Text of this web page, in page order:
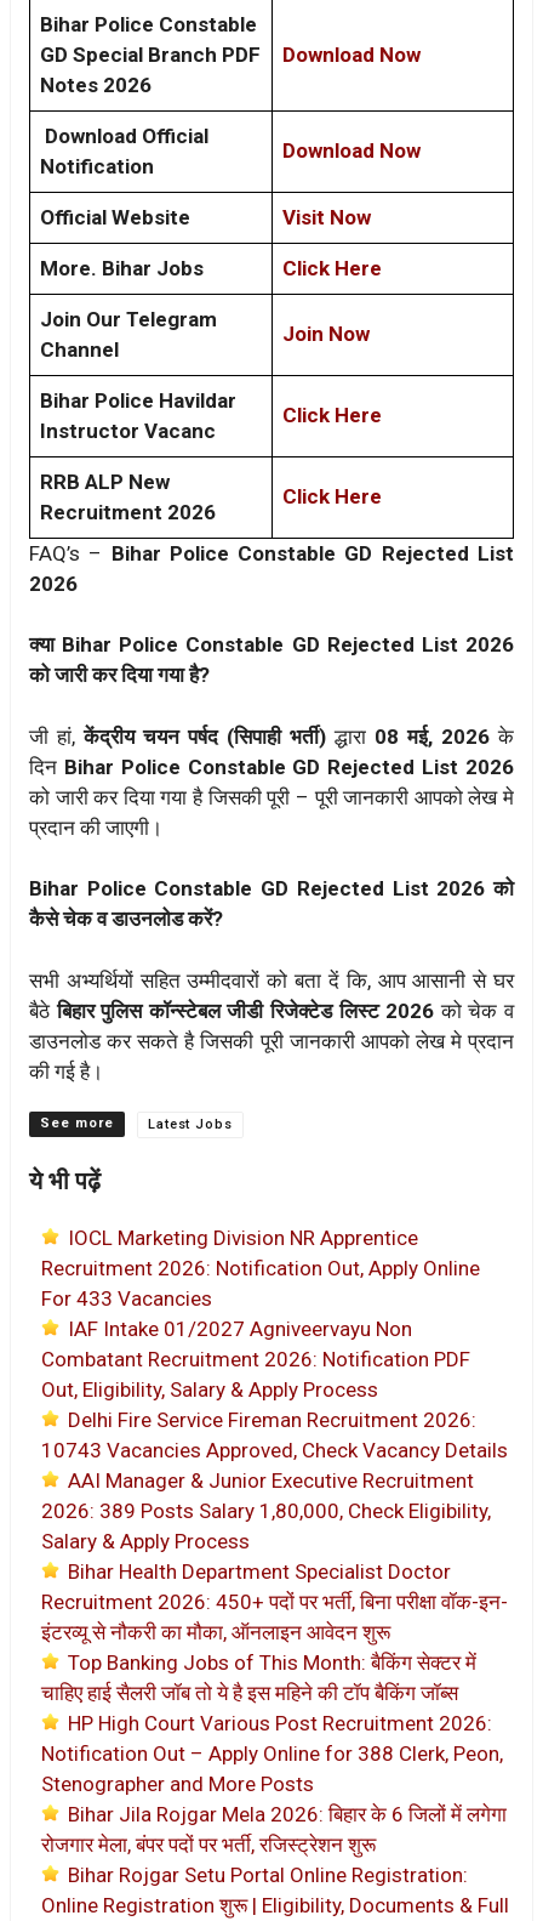
Bihar Police Constable
GD Special Branch PDF
Notes 2026
Download Now
Download Official
Notification
Download Now
Official Website Visit Now
More. Bihar Jobs Click Here
Join Our Telegram
Channel
Join Now
Bihar Police Havildar
Instructor Vacanc
Click Here
RRB ALP New
Recruitment 2026
Click Here
FAQ’s – Bihar Police Constable GD Rejected List
2026
क्या Bihar Police Constable GD Rejected List 2026
को जारी कर दिया गया है?
जी हां,केंद्रीय चयन पर्षद (सिपाही भर्ती) द्धारा 08 मई, 2026के
दिन Bihar Police Constable GD Rejected List 2026
को जारी कर दिया गया है जिसकी पूरी – पूरी जानकारी आपको लेख मे
प्रदान की जाएगी।
Bihar Police Constable GD Rejected List 2026 को
कैसे चेक व डाउनलोड करें?
सभी अभ्यर्थियों सहित उम्मीदवारों को बता दें कि, आप आसानी से घर
बैठेबिहार पुलिस कॉन्स्टेबल जीडी रिजेक्टेड लिस्ट 2026को चेक व
डाउनलोड कर सकते है जिसकी पूरी जानकारी आपको लेख मे प्रदान
की गई है।
Categories Latest Jobs
ये भी पढ़ें
IOCL Marketing Division NR Apprentice
Recruitment 2026: Notification Out, Apply Online
For 433 Vacancies
IAF Intake 01/2027 Agniveervayu Non
Combatant Recruitment 2026: Notification PDF
Out, Eligibility, Salary & Apply Process
Delhi Fire Service Fireman Recruitment 2026:
10743 Vacancies Approved, Check Vacancy Details
AAI Manager & Junior Executive Recruitment
2026: 389 Posts Salary 1,80,000, Check Eligibility,
Salary & Apply Process
Bihar Health Department Specialist Doctor
Recruitment 2026: 450+ पदों पर भर्ती, बिना परीक्षा वॉक-इन-
इंटरव्यू से नौकरी का मौका, ऑनलाइन आवेदन शुरू
Top Banking Jobs of This Month: बैकिंग सेक्टर में
चाहिए हाई सैलरी जॉब तो ये है इस महिने की टॉप बैकिंग जॉब्स
HP High Court Various Post Recruitment 2026:
Notification Out – Apply Online for 388 Clerk, Peon,
Stenographer and More Posts
Bihar Jila Rojgar Mela 2026: बिहार के 6 जिलों में लगेगा
रोजगार मेला, बंपर पदों पर भर्ती, रजिस्ट्रेशन शुरू
Bihar Rojgar Setu Portal Online Registration:
Online Registration शुरू | Eligibility, Documents & Full